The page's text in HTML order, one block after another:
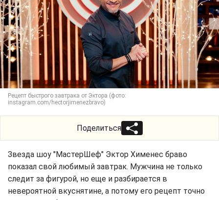
Рецепт быстрого завтрака от Эктора (фото:
instagram.com/hectorjimenezbravo)
Поделиться
Звезда шоу "МастерШеф" Эктор Хименес браво
показал свой любимый завтрак. Мужчина не только
следит за фигурой, но еще и разбирается в
невероятной вкуснятине, а потому его рецепт точно